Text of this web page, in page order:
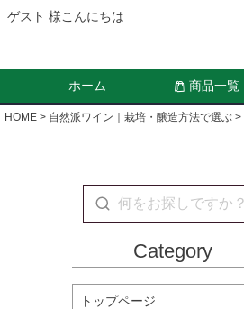
ゲスト 様こんにちは
ホーム 商品一覧
HOME 自然派ワイン｜栽培・醸造方法で選ぶ
Category
トップページ